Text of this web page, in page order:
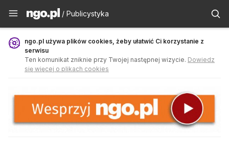
Publicystyka - ngo.pl
/ Publicystyka
ngo.pl używa plików cookies, żeby ułatwić Ci korzystanie z
serwisu
Ten komunikat zniknie przy Twojej następnej wizycie. Dowiedz
się więcej o plikach cookies